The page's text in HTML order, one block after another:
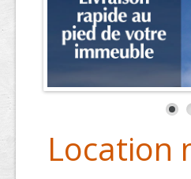
Location